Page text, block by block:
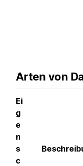
Arten von
Ei
g
e
n
s
c